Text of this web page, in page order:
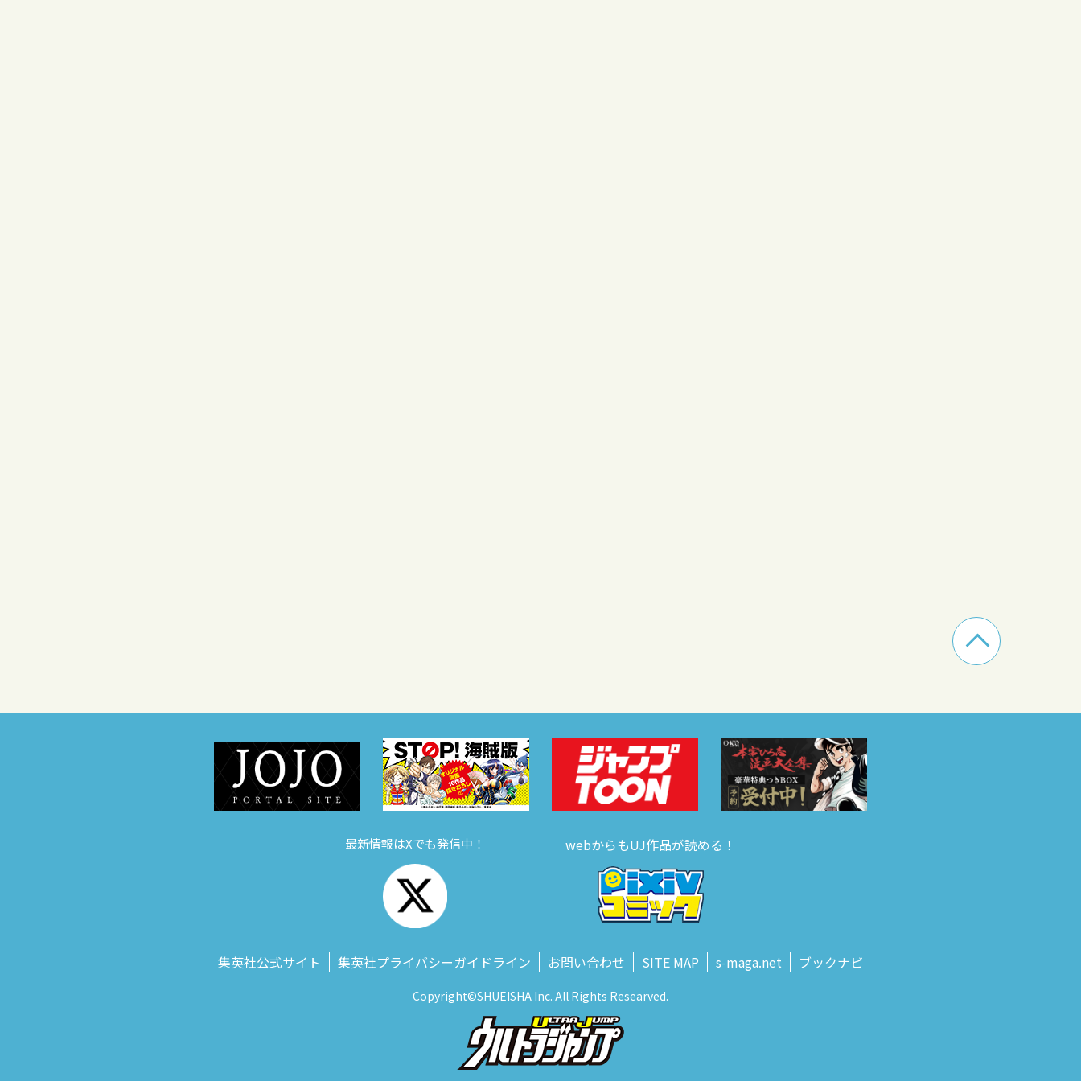
最新情報はXでも発信中！ webからもUJ作品が読める！
集英社公式サイト 集英社プライバシーガイドライン お問い合わせ SITE MAP s‑maga.net ブックナビ
Copyright©SHUEISHA Inc. All Rights Researved.